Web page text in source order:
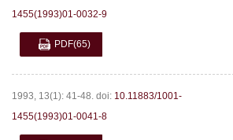
1455(1993)01-0032-9
PDF(65)
1993, 13(1): 41-48. doi: 10.11883/1001-
1455(1993)01-0041-8